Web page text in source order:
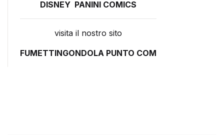
DISNEY PANINI COMICS
visita il nostro sito
FUMETTINGONDOLA PUNTO COM